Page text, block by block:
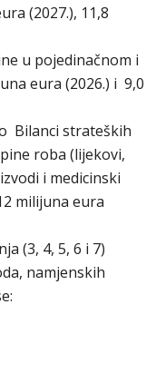
(2027.), 11,8
u pojedinačnom i
eura (2026.) i 9,0
Bilanci strateških
roba (lijekovi,
i medicinski
milijuna eura
(3, 4, 5, 6 i 7)
namjenskih